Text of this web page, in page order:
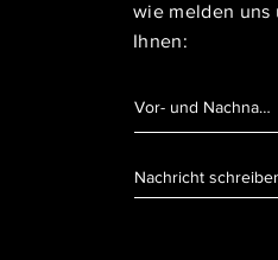
wie melden uns
Ihnen: